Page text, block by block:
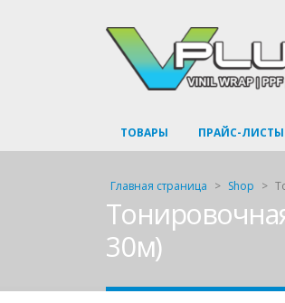
ТОВАРЫ ПРАЙС-ЛИСТЫ
Главная страница > Shop >
30м)